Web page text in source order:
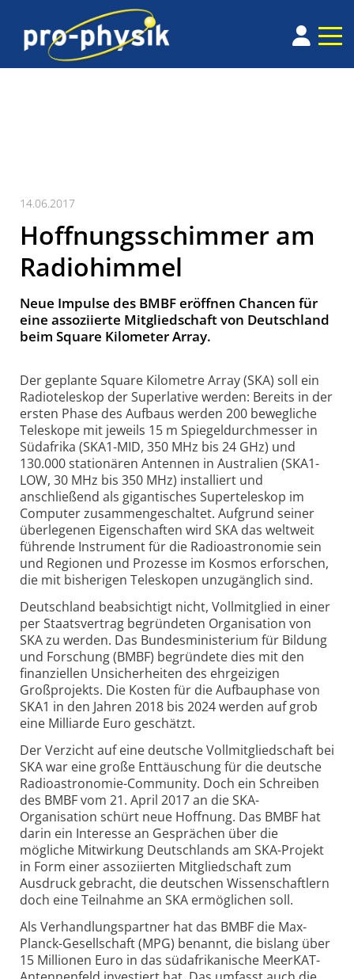
14.06.2017
Hoffnungsschimmer am
Radiohimmel
Neue Impulse des BMBF eröffnen Chancen für
eine assoziierte Mitgliedschaft von Deutschland
beim Square Kilometer Array.
Der geplante Square Kilometre Array (SKA) soll ein
Radioteleskop der Superlative werden: Bereits in der
ersten Phase des Aufbaus werden 200 bewegliche
Teleskope mit jeweils 15 m Spiegeldurchmesser in
Südafrika (SKA1-MID, 350 MHz bis 24 GHz) und
130.000 stationären Antennen in Australien (SKA1-
LOW, 30 MHz bis 350 MHz) installiert und
anschließend als gigantisches Superteleskop im
Computer zusammengeschaltet. Aufgrund seiner
überlegenen Eigenschaften wird SKA das weltweit
führende Instrument für die Radioastronomie sein
und Regionen und Prozesse im Kosmos erforschen,
die mit bisherigen Teleskopen unzugänglich sind.
Deutschland beabsichtigt nicht, Vollmitglied in einer
per Staatsvertrag begründeten Organisation von
SKA zu werden. Das Bundesministerium für Bildung
und Forschung (BMBF) begründete dies mit den
finanziellen Unsicherheiten des ehrgeizigen
Großprojekts. Die Kosten für die Aufbauphase von
SKA1 in den Jahren 2018 bis 2024 werden auf grob
eine Milliarde Euro geschätzt.
Der Verzicht auf eine deutsche Vollmitgliedschaft bei
SKA war eine große Enttäuschung für die deutsche
Radioastronomie-Community. Doch ein Schreiben
des BMBF vom 21. April 2017 an die SKA-
Organisation schürt neue Hoffnung. Das BMBF hat
darin ein Interesse an Gesprächen über die
mögliche Mitwirkung Deutschlands am SKA-Projekt
in Form einer assoziierten Mitgliedschaft zum
Ausdruck gebracht, die deutschen Wissenschaftlern
doch eine Teilnahme an SKA ermöglichen soll.
Als Verhandlungspartner hat das BMBF die Max-
Planck-Gesellschaft (MPG) benannt, die bislang über
15 Millionen Euro in das südafrikanische MeerKAT-